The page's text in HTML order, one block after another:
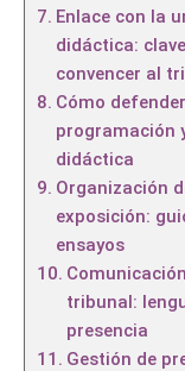
Enlace con la
didáctica:
convencer al
Cómo
programación
didáctica
Organización
exposición:
ensayos
tribunal:
presencia
Gestión de